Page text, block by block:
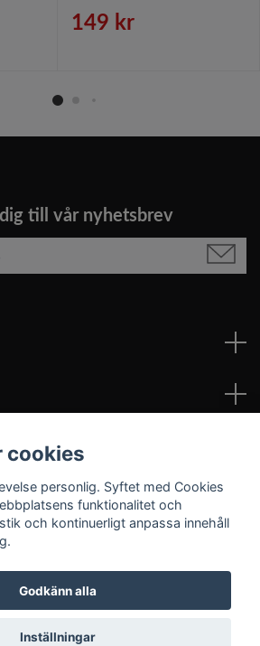
149 kr
till vår nyhetsbrev
© 2026 Roomoutlet.se
cookies
personlig. Syftet med Cookies
funktionalitet och
och kontinuerligt anpassa innehåll
Godkänn alla
Inställningar